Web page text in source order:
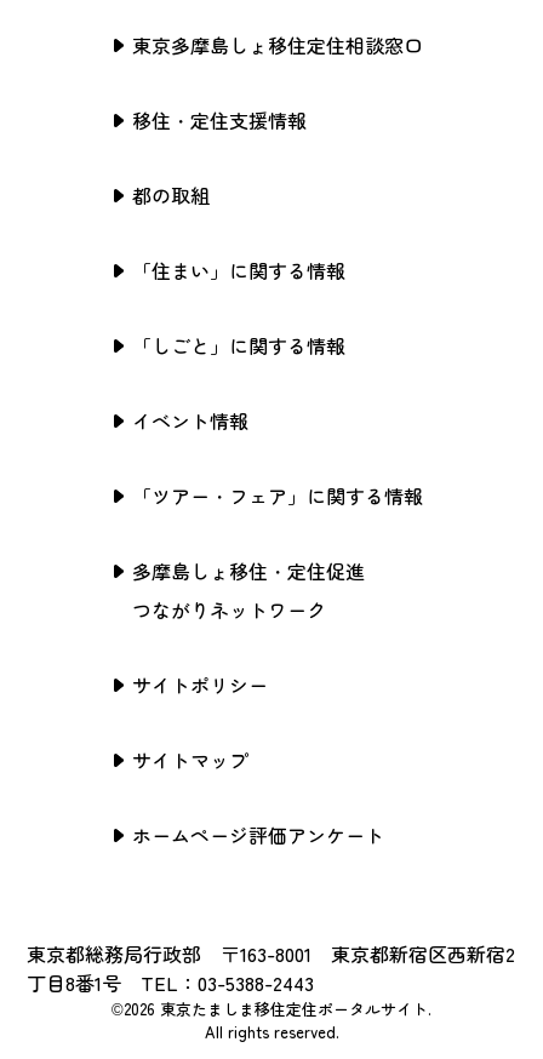
東京多摩島しょ移住定住相談窓口
移住・定住支援情報
都の取組
「住まい」に関する情報
「しごと」に関する情報
イベント情報
「ツアー・フェア」に関する情報
多摩島しょ移住・定住促進
つながりネットワーク
サイトポリシー
サイトマップ
ホームページ評価アンケート
東京都総務局行政部 〒163-8001 東京都新宿区西新宿2
丁目8番1号 TEL：03-5388-2443
©2026 東京たましま移住定住ポータルサイト.
All rights reserved.